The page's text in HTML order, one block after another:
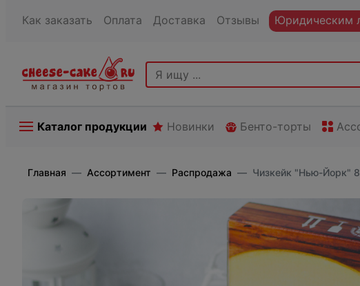
Как заказать Оплата Доставка Отзывы Юридическим
Каталог продукции Новинки Бенто-торты
Главная Ассортимент Распродажа Чизкейк "Нью-Йорк"